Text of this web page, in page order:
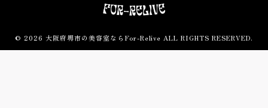
© 2026 大阪府堺市の美容室ならFor-Relive ALL RIGHTS RESERVED.